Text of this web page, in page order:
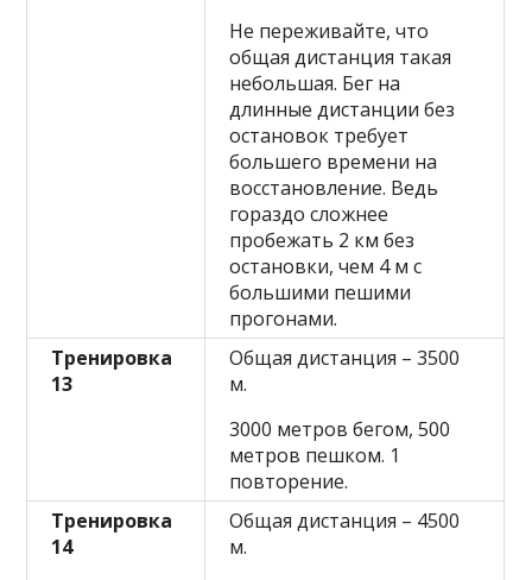
Не переживайте, что
общая дистанция такая
небольшая. Бег на
длинные дистанции без
остановок требует
большего времени на
восстановление. Ведь
гораздо сложнее
пробежать 2 км без
остановки, чем 4 м с
большими пешими
прогонами.
Тренировка
13
Общая дистанция – 3500
м.
3000 метров бегом, 500
метров пешком. 1
повторение.
Тренировка
14
Общая дистанция – 4500
м.